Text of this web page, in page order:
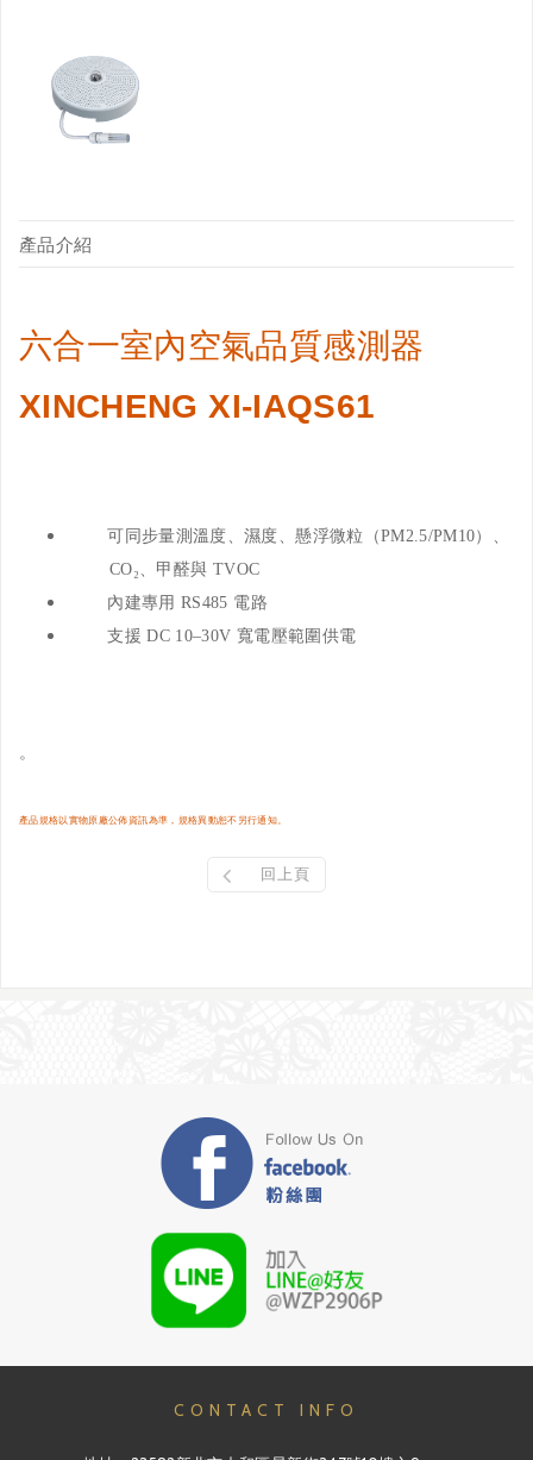
產品介紹
六合一室內空氣品質感測器
XINCHENG XI-IAQS61
可同步量測溫度、濕度、懸浮微粒（PM2.5/PM10）、
CO₂、甲醛與 TVOC
內建專用 RS485 電路
支援 DC 10–30V 寬電壓範圍供電
。
產品規格以實物原廠公佈資訊為準，規格異動恕不另行通知。
回上頁
CONTACT INFO